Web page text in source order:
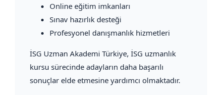
Online eğitim imkanları
Sınav hazırlık desteği
Profesyonel danışmanlık hizmetleri
İSG Uzman Akademi Türkiye, İSG uzmanlık
kursu sürecinde adayların daha başarılı
sonuçlar elde etmesine yardımcı olmaktadır.